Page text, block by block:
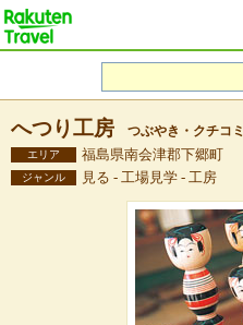
へつり工房 つぶやき・クチコミ
エリア 福島県南会津郡下郷町
ジャンル 見る - 工場見学 - 工房